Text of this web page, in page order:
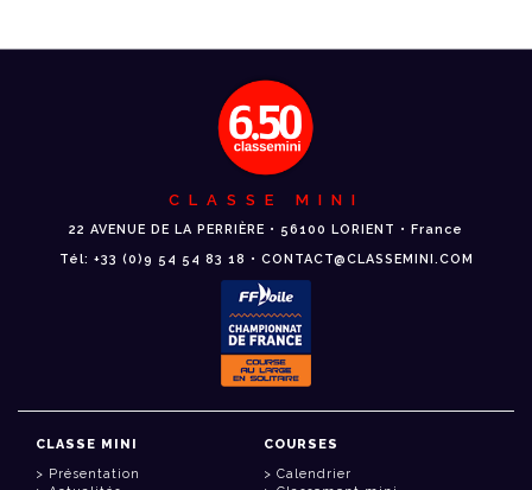
CLASSE MINI
22 AVENUE DE LA PERRIÈRE • 56100 LORIENT • France
Tél: +33 (0)9 54 54 83 18 • CONTACT@CLASSEMINI.COM
CLASSE MINI
Présentation
COURSES
Calendrier